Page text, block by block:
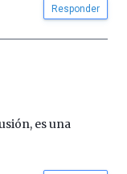
Responder
es una